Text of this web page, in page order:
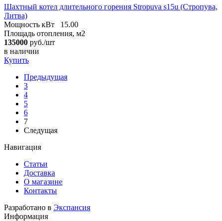
Шахтный котел длительного горения Stropuva s15u (Стропува,
Литва)
Мощность кВт
15.00
Площадь отопления, м2
135000 руб./шт
в наличии
Купить
Предыдущая
3
4
5
6
7
Следущая
Навигация
Статьи
Доставка
О магазине
Контакты
Разработано в Экспансия
Информация